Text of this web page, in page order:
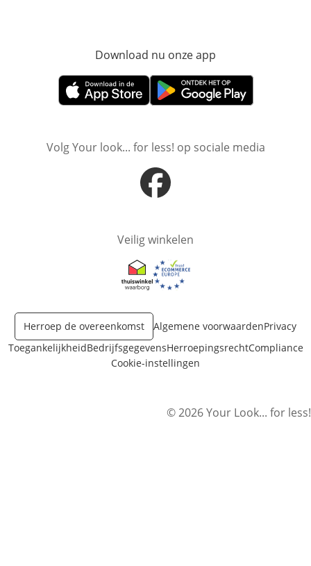
Download nu onze app
Opent in nieuw vensterOpent in nieuw venster
Volg Your look... for less! op sociale media
Opent in nieuw venster
Veilig winkelen
Opent in nieuw venster
Opent in nieuw venster
Herroep de overeenkomst Algemene voorwaardenPrivacy
ToegankelijkheidBedrijfsgegevensHerroepingsrechtCompliance
Cookie-instellingen
© 2026 Your Look... for less!